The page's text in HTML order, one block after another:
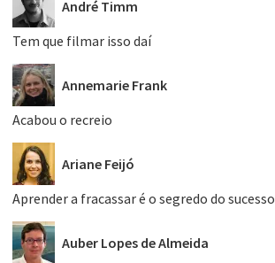
André Timm
Tem que filmar isso daí
Annemarie Frank
Acabou o recreio
Ariane Feijó
Aprender a fracassar é o segredo do sucesso
Auber Lopes de Almeida